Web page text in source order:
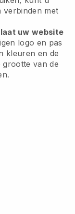
verbinden met
uw website
logo en pas
kleuren en de
grootte van de